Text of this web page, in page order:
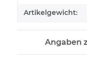
Artikelgewicht:
Angaben